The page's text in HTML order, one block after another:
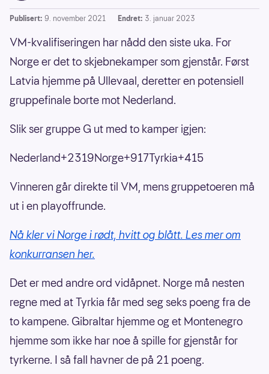
Publisert: 9. november 2021 Endret: 3. januar 2023
VM-kvalifiseringen har nådd den siste uka. For
Norge er det to skjebnekamper som gjenstår. Først
Latvia hjemme på Ullevaal, deretter en potensiell
gruppefinale borte mot Nederland.
Slik ser gruppe G ut med to kamper igjen:
Nederland+2319Norge+917Tyrkia+415
Vinneren går direkte til VM, mens gruppetoeren må
ut i en playoffrunde.
Nå kler vi Norge i rødt, hvitt og blått. Les mer om
konkurransen her.
Det er med andre ord vidåpnet. Norge må nesten
regne med at Tyrkia får med seg seks poeng fra de
to kampene. Gibraltar hjemme og et Montenegro
hjemme som ikke har noe å spille for gjenstår for
tyrkerne. I så fall havner de på 21 poeng.